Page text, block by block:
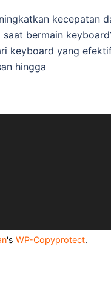
kecepatan
saat bermain
keyboard yang
hingga
's WP-Copyprotect.